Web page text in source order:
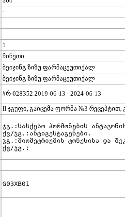
-
1
ჩინეთი
ბეიჯინგ ზიზუ ფარმაცეუთიქალ
ბეიჯინგ ზიზუ ფარმაცეუთიქალ
#რ-028352 2019-06-13 - 2024-06-13
II ჯგუფი, გაიცემა ფორმა №3 რეცეპტით,
ჯგ.:სასქესო ჰორმონების
ქვ/ჯგ.:ანტიგესტაგენები.
ჯგ.:მიომეტრიუმის ტონუსისა და
ქვ/ჯგ.: